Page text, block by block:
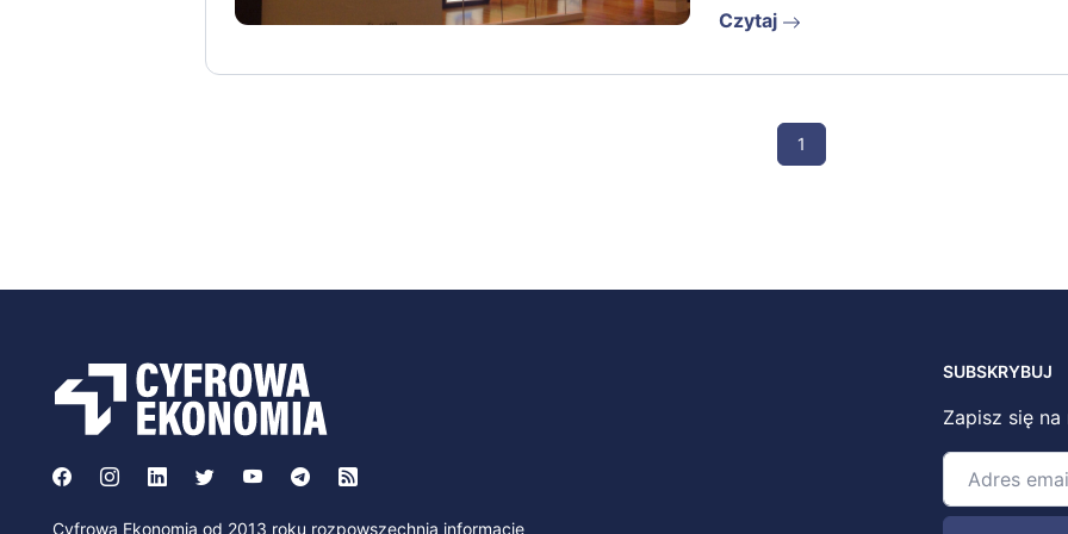
Czytaj
1
Cyfrowa Ekonomia od 2013 roku rozpowszechnia informacje
SUBSKRYBUJ
Zapisz się